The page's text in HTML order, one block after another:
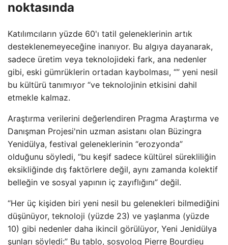
noktasında
Katılımcıların yüzde 60'ı tatil geleneklerinin artık
desteklenemeyeceğine inanıyor. Bu algıya dayanarak,
sadece üretim veya teknolojideki fark, ana nedenler
gibi, eski gümrüklerin ortadan kaybolması, “” yeni nesil
bu kültürü tanımıyor “ve teknolojinin etkisini dahil
etmekle kalmaz.
Araştırma verilerini değerlendiren Pragma Araştırma ve
Danışman Projesi'nin uzman asistanı olan Büzingra
Yenidülya, festival geleneklerinin “erozyonda”
olduğunu söyledi, “bu keşif sadece kültürel sürekliliğin
eksikliğinde dış faktörlere değil, aynı zamanda kolektif
belleğin ve sosyal yapının iç zayıflığını” değil.
“Her üç kişiden biri yeni nesil bu gelenekleri bilmediğini
düşünüyor, teknoloji (yüzde 23) ve yaşlanma (yüzde
10) gibi nedenler daha ikincil görülüyor, Yeni Jenidülya
şunları söyledi:” Bu tablo, sosyolog Pierre Bourdieu